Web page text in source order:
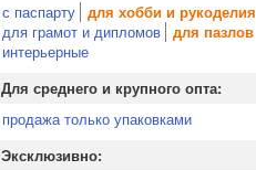
с паспарту для хобби и рукоделия
для грамот и дипломов для пазлов
интерьерные
Для среднего и крупного опта:
продажа только упаковками
Эксклюзивно: